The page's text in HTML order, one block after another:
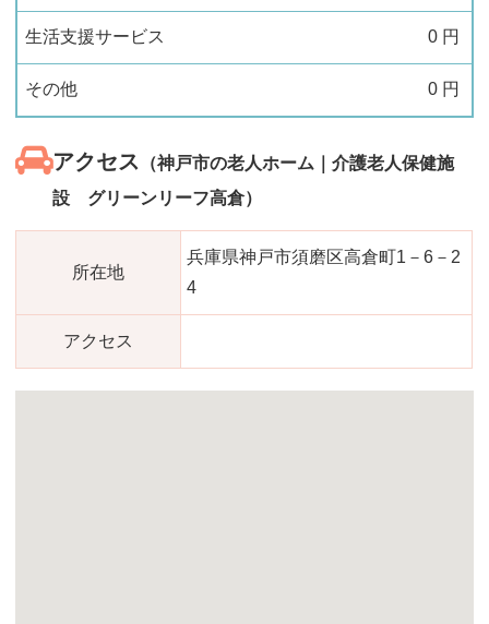
生活支援サービス 0 円
その他 0 円
アクセス
（神戸市の老人ホーム｜介護老人保健施
設 グリーンリーフ高倉）
所在地
兵庫県神戸市須磨区高倉町1－6－2
4
アクセス